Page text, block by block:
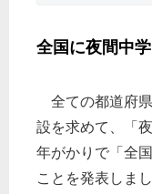
全国に夜間中
全ての都道府
設を求めて、「
年がかりで「全
ことを発表しまし